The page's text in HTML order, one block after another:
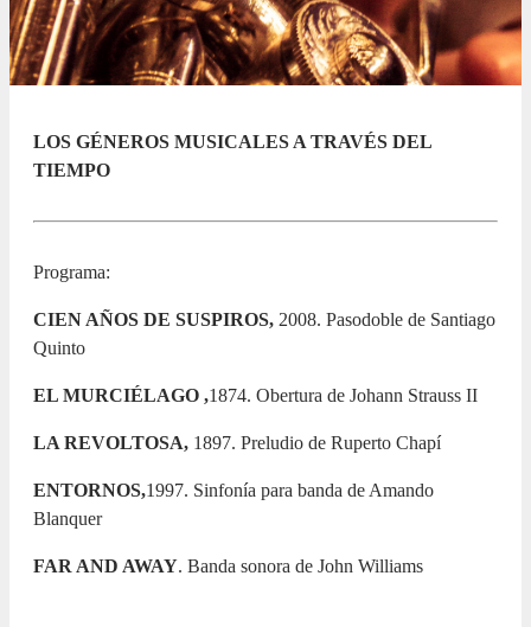
LOS GÉNEROS MUSICALES A TRAVÉS DEL
TIEMPO
Programa:
CIEN AÑOS DE SUSPIROS, 2008. Pasodoble de Santiago
Quinto
EL MURCIÉLAGO ,1874. Obertura de Johann Strauss II
LA REVOLTOSA, 1897. Preludio de Ruperto Chapí
ENTORNOS,1997. Sinfonía para banda de Amando
Blanquer
FAR AND AWAY. Banda sonora de John Williams